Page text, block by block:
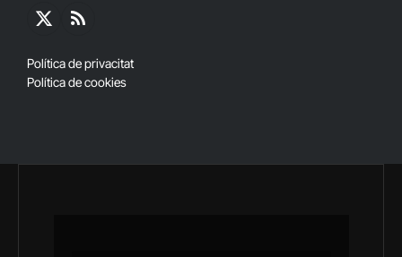
X
RSS
Política de privacitat
Política de cookies